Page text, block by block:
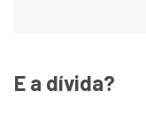
E a dívida?